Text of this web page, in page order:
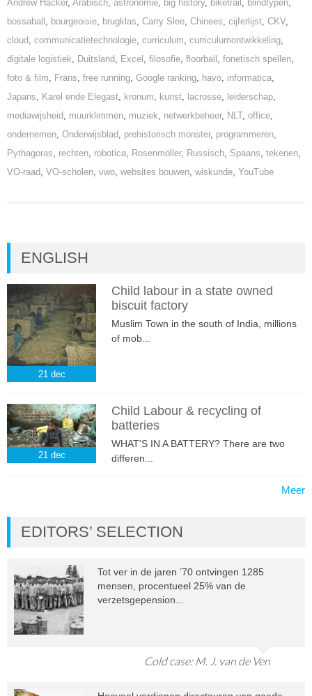
Andrew Hacker, Arabisch, astronomie, big history, biketrail , blindtypen,
bossaball , bourgeoisie, brugklas, Carry Slee, Chinees, cijferlijst, CKV,
cloud, communicatietechnologie, curriculum, curriculumontwikkeling,
digitale logistiek, Duitsland, Excel , filosofie, floorball , fonetisch spellen,
foto & film, Frans, free running, Google ranking, havo, informatica,
Japans, Karel ende Elegast, kronum, kunst, lacrosse, leiderschap,
mediawijsheid, muurklimmen, muziek, netwerkbeheer, NLT, office,
ondernemen, Onderwijsblad, prehistorisch monster, programmeren,
Pythagoras, rechten, robotica, Rosenmöller, Russisch, Spaans, tekenen,
VO-raad, VO-scholen, vwo, websites bouwen, wiskunde, YouTube
ENGLISH
21 dec
Child labour in a state owned
biscuit factory
Muslim Town in the south of India, millions
of mob...
21 dec
Child Labour & recycling of
batteries
WHAT'S IN A BATTERY? There are two
differen...
Meer
EDITORS’ SELECTION
Tot ver in de jaren ’70 ontvingen 1285
mensen, procentueel 25% van de
verzetsgepension...
Cold case: M. J. van de Ven